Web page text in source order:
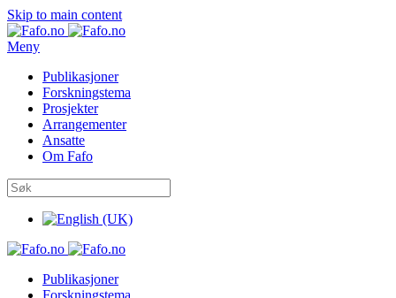
Skip to main content
Meny
Publikasjoner
Forskningstema
Prosjekter
Arrangementer
Ansatte
Om Fafo
Publikasjoner
Forskningstema